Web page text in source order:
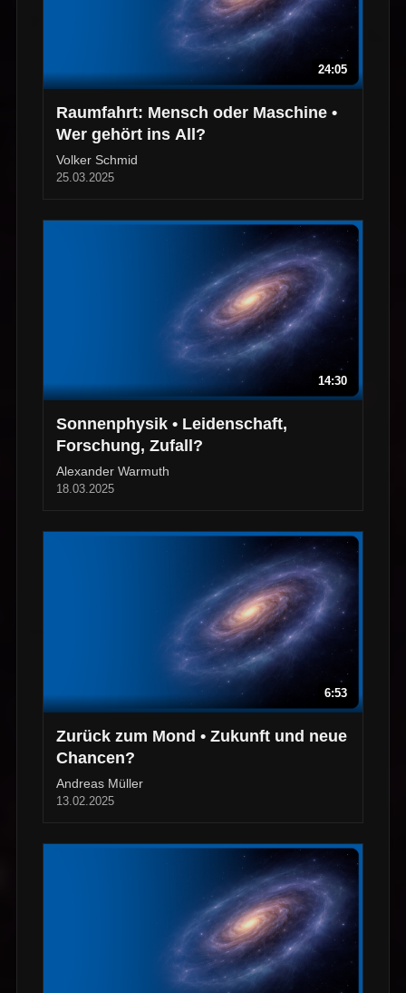
24:05
Raumfahrt: Mensch oder Maschine •
Wer gehört ins All?
Volker Schmid
25.03.2025
14:30
Sonnenphysik • Leidenschaft,
Forschung, Zufall?
Alexander Warmuth
18.03.2025
6:53
Zurück zum Mond • Zukunft und neue
Chancen?
Andreas Müller
13.02.2025